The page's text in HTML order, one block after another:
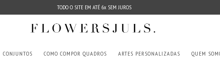
TODO O SITE EM ATÉ 6x SEM JUROS
CONJUNTOS COMO COMPOR QUADROS ARTES PERSONALIZADAS QUEM